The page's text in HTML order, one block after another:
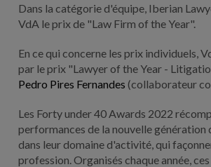
Dans la catégorie d'équipe, Iberian
VdA le prix de "Law Firm of the Year".
En ce qui concerne les prix individuels,
par le prix "Lawyer of the Year -
Pedro Pires Fernandes (collaborateur
Les Forty under 40 Awards 2022
performances de la nouvelle génération
dans leur domaine d'activité, qui
profession. Organisés chaque année,